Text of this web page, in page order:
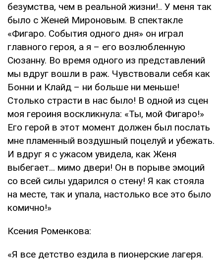
безумства, чем в реальной жизни!.. У меня так
было с Женей Мироновым. В спектакле
«Фигаро. События одного дня» он играл
главного героя, а я – его возлюбленную
Сюзанну. Во время одного из представлений
мы вдруг вошли в раж. Чувствовали себя как
Бонни и Клайд – ни больше ни меньше!
Столько страсти в нас было! В одной из сцен
моя героиня воскликнула: «Ты, мой Фигаро!»
Его герой в этот момент должен был послать
мне пламенный воздушный поцелуй и убежать.
И вдруг я с ужасом увидела, как Женя
выбегает... мимо двери! Он в порыве эмоций
со всей силы ударился о стену! Я как стояла
на месте, так и упала, настолько все это было
комично!»
Ксения Роменкова:
«Я все детство ездила в пионерские лагеря.